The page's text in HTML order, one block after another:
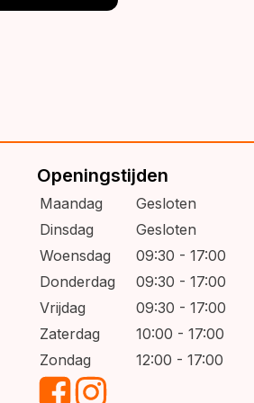
Openingstijden
Maandag
Gesloten
Dinsdag
Gesloten
Woensdag
09:30 - 17:00
Donderdag
09:30 - 17:00
Vrijdag
09:30 - 17:00
Zaterdag
10:00 - 17:00
Zondag
12:00 - 17:00